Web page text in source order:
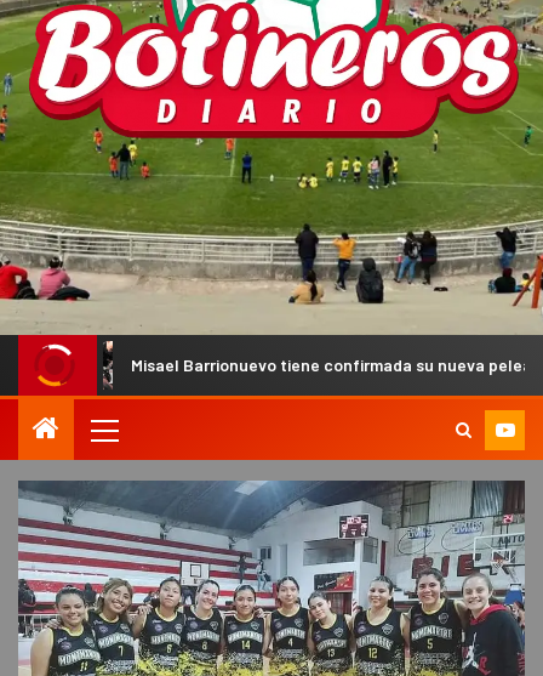
Misael Barrionuevo tiene confirmada su nueva pelea de MMA Pro